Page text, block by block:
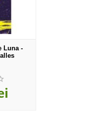
Luna -